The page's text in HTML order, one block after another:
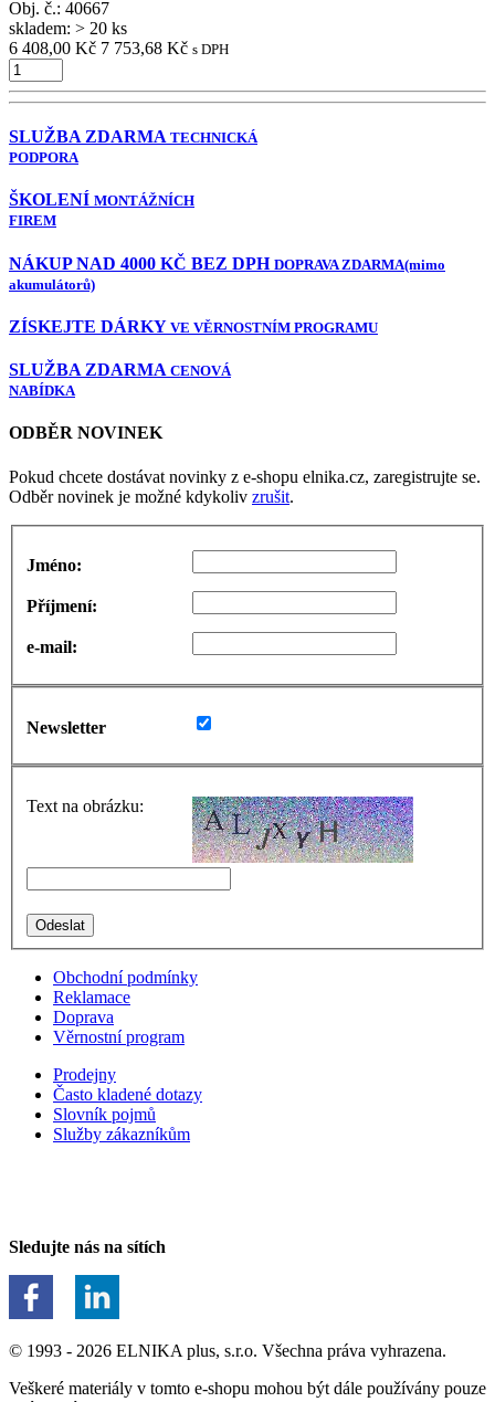
Obj. č.: 40667
skladem: > 20 ks
6 408,00 Kč 7 753,68 Kč s DPH
SLUŽBA ZDARMA TECHNICKÁ
PODPORA
ŠKOLENÍ MONTÁŽNÍCH
FIREM
NÁKUP NAD 4000 KČ BEZ DPH DOPRAVA ZDARMA(mimo
akumulátorů)
ZÍSKEJTE DÁRKY VE VĚRNOSTNÍM PROGRAMU
SLUŽBA ZDARMA CENOVÁ
NABÍDKA
ODBĚR NOVINEK
Pokud chcete dostávat novinky z e-shopu elnika.cz, zaregistrujte se.
Odběr novinek je možné kdykoliv zrušit.
Jméno:
Příjmení:
e-mail:
Newsletter
Text na obrázku:
Obchodní podmínky
Reklamace
Doprava
Věrnostní program
Prodejny
Často kladené dotazy
Slovník pojmů
Služby zákazníkům
Sledujte nás na sítích
© 1993 - 2026 ELNIKA plus, s.r.o. Všechna práva vyhrazena.
Veškeré materiály v tomto e-shopu mohou být dále používány pouze